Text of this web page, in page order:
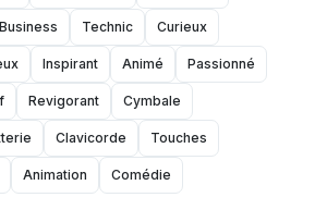
Technic Curieux
Inspirant Animé Passionné
Revigorant Cymbale
Clavicorde Touches
Animation Comédie